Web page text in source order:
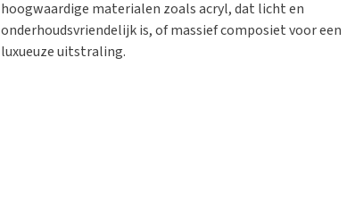
hoogwaardige materialen zoals acryl, dat licht en
onderhoudsvriendelijk is, of massief composiet voor een
luxueuze uitstraling.